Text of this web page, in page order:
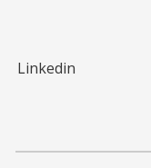
Linkedin